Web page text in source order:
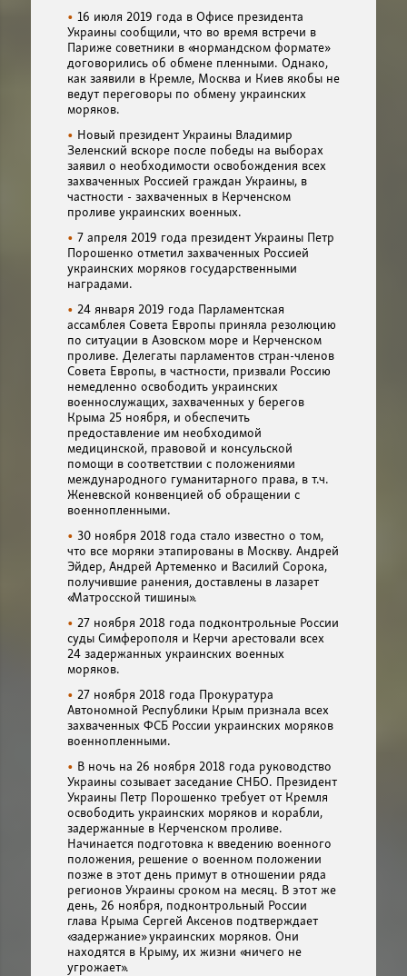
16 июля 2019 года в Офисе президента
Украины сообщили, что во время встречи в
Париже советники в «нормандском формате»
договорились об обмене пленными. Однако,
как заявили в Кремле, Москва и Киев якобы не
ведут переговоры по обмену украинских
моряков.
Новый президент Украины Владимир
Зеленский вскоре после победы на выборах
заявил о необходимости освобождения всех
захваченных Россией граждан Украины, в
частности - захваченных в Керченском
проливе украинских военных.
7 апреля 2019 года президент Украины Петр
Порошенко отметил захваченных Россией
украинских моряков государственными
наградами.
24 января 2019 года Парламентская
ассамблея Совета Европы приняла резолюцию
по ситуации в Азовском море и Керченском
проливе. Делегаты парламентов стран-членов
Совета Европы, в частности, призвали Россию
немедленно освободить украинских
военнослужащих, захваченных у берегов
Крыма 25 ноября, и обеспечить
предоставление им необходимой
медицинской, правовой и консульской
помощи в соответствии с положениями
международного гуманитарного права, в т.ч.
Женевской конвенцией об обращении с
военнопленными.
30 ноября 2018 года стало известно о том,
что все моряки этапированы в Москву. Андрей
Эйдер, Андрей Артеменко и Василий Сорока,
получившие ранения, доставлены в лазарет
«Матросской тишины».
27 ноября 2018 года подконтрольные России
суды Симферополя и Керчи арестовали всех
24 задержанных украинских военных
моряков.
27 ноября 2018 года Прокуратура
Автономной Республики Крым признала всех
захваченных ФСБ России украинских моряков
военнопленными.
В ночь на 26 ноября 2018 года руководство
Украины созывает заседание СНБО. Президент
Украины Петр Порошенко требует от Кремля
освободить украинских моряков и корабли,
задержанные в Керченском проливе.
Начинается подготовка к введению военного
положения, решение о военном положении
позже в этот день примут в отношении ряда
регионов Украины сроком на месяц. В этот же
день, 26 ноября, подконтрольный России
глава Крыма Сергей Аксенов подтверждает
«задержание» украинских моряков. Они
находятся в Крыму, их жизни «ничего не
угрожает».